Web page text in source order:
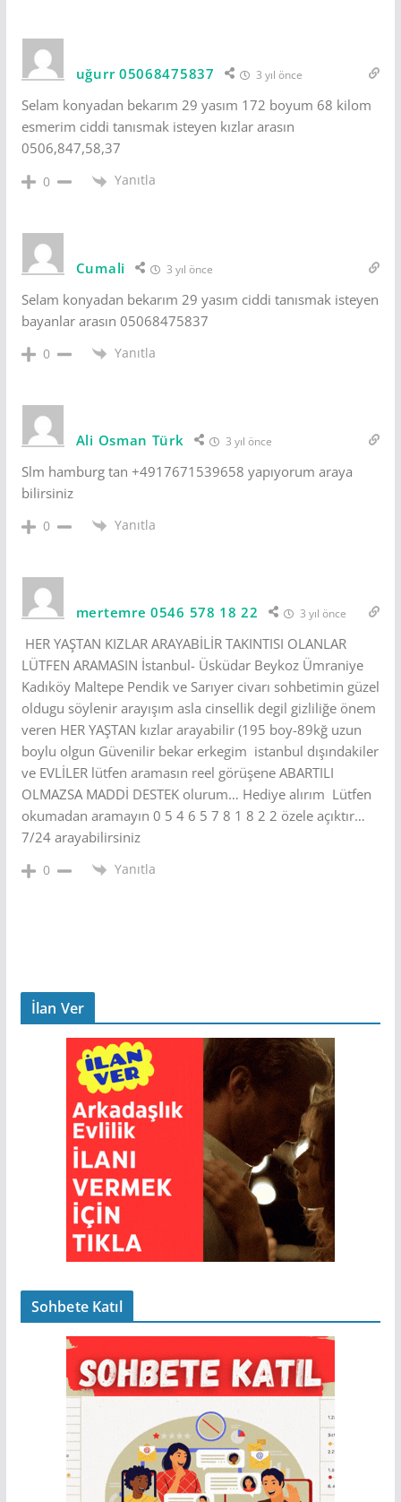
uğurr 05068475837 3 yıl önce
Selam konyadan bekarım 29 yasım 172 boyum 68 kilom
esmerim ciddi tanısmak isteyen kızlar arasın
0506,847,58,37
0 Yanıtla
Cumali 3 yıl önce
Selam konyadan bekarım 29 yasım ciddi tanısmak isteyen
bayanlar arasın 05068475837
0 Yanıtla
Ali Osman Türk 3 yıl önce
Slm hamburg tan +4917671539658 yapıyorum araya
bilirsiniz
0 Yanıtla
mertemre 0546 578 18 22 3 yıl önce
HER YAŞTAN KIZLAR ARAYABİLİR TAKINTISI OLANLAR
LÜTFEN ARAMASIN İstanbul- Üsküdar Beykoz Ümraniye
Kadıköy Maltepe Pendik ve Sarıyer civarı sohbetimin güzel
oldugu söylenir arayışım asla cinsellik degil gizliliğe önem
veren HER YAŞTAN kızlar arayabilir (195 boy-89kğ uzun
boylu olgun Güvenilir bekar erkegim istanbul dışındakiler
ve EVLİLER lütfen aramasın reel görüşene ABARTILI
OLMAZSA MADDİ DESTEK olurum… Hediye alırım Lütfen
okumadan aramayın 0 5 4 6 5 7 8 1 8 2 2 özele açıktır…
7/24 arayabilirsiniz
0 Yanıtla
İlan Ver
Sohbete Katıl